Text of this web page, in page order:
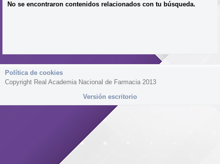
No se encontraron contenidos relacionados con tu búsqueda.
Política de cookies
Copyright Real Academia Nacional de Farmacia 2013
Versión escritorio